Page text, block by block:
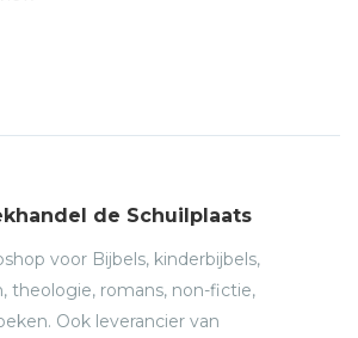
de Schuilplaats
voor Bijbels, kinderbijbels,
theologie, romans, non-fictie,
Ook leverancier van